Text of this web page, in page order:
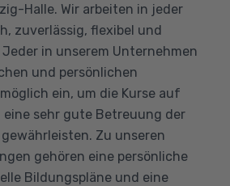
Halle. Wir arbeiten in jeder
zuverlässig, flexibel und
in unserem Unternehmen
und persönlichen
ein, um die Kurse auf
eine sehr gute Betreuung der
Zu unseren
gehören eine persönliche
Bildungspläne und eine